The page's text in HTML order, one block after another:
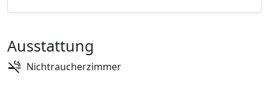
Ausstattung
Nichtraucherzimmer